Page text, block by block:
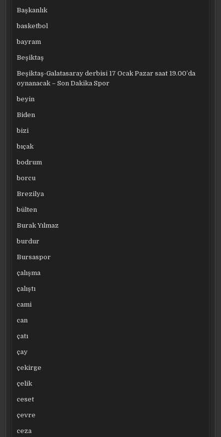
Başkanlık
basketbol
bayram
Beşiktaş
Beşiktaş-Galatasaray derbisi 17 Ocak Pazar saat 19.00’da
oynanacak – Son Dakika Spor
beyin
Biden
bizi
bıçak
bodrum
borcu
Brezilya
bülten
Burak Yılmaz
burdur
Bursaspor
çalışma
çalıştı
cami
can
çatı
çay
çekirge
çelik
ceset
çevre
ceza